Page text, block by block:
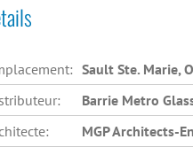
Sault Ste. Marie,
Barrie Metro
MGP Architects-